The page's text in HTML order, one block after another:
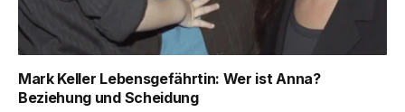
Mark Keller Lebensgefährtin: Wer ist Anna?
Beziehung und Scheidung